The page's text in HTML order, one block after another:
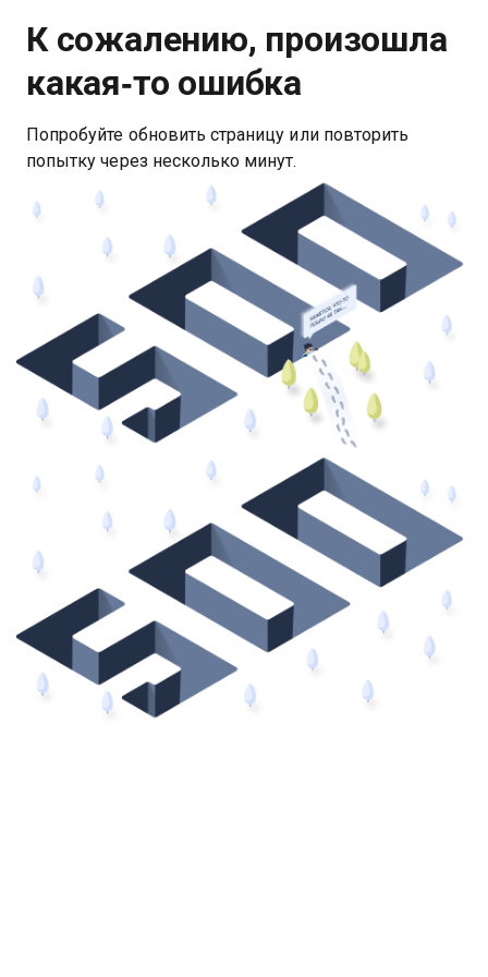
К сожалению, произошла
какая‑то ошибка
Попробуйте обновить страницу или повторить
попытку через несколько минут.